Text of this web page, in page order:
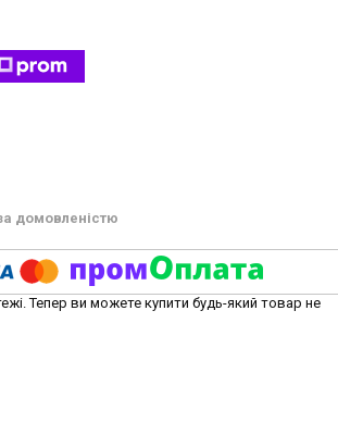
домовленістю
Тепер ви можете купити будь-який товар не